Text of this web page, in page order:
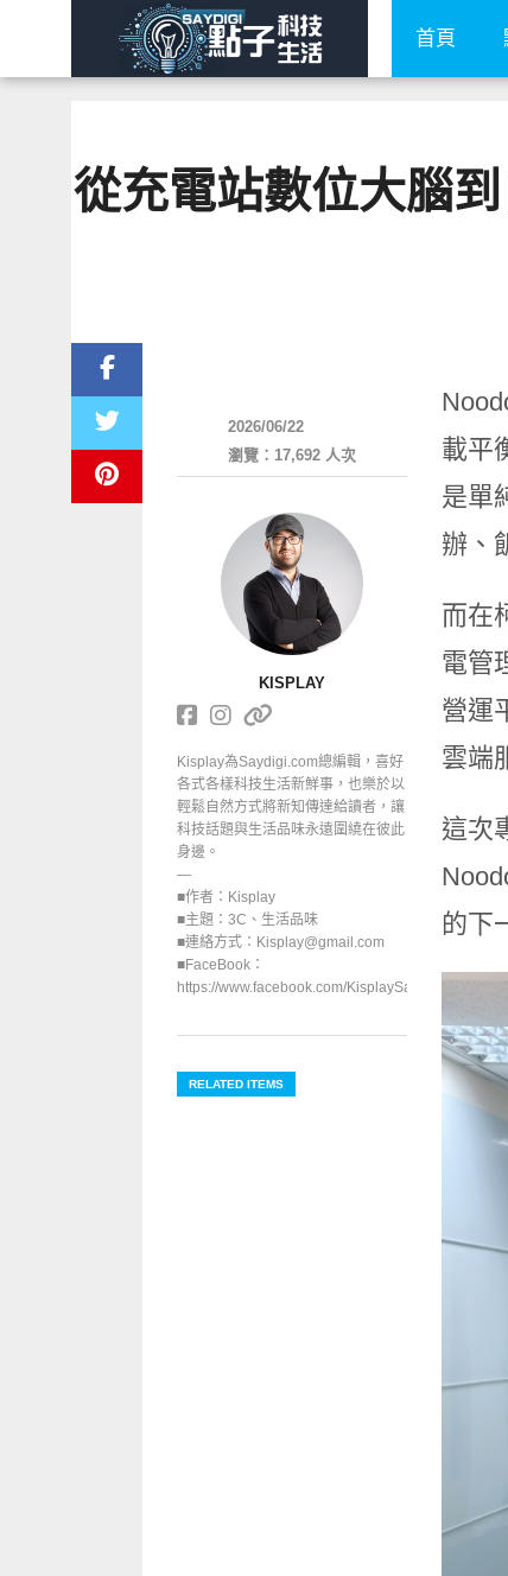
首頁
從充電站數位大腦
載平
是單
辦、
而在
電管
營運
雲端
這次
的下
2026/06/22
瀏覽：17,692 人次
KISPLAY
Kisplay為Saydigi.com總編輯，喜好
各式各樣科技生活新鮮事，也樂於以
輕鬆自然方式將新知傳達給讀者，讓
科技話題與生活品味永遠圍繞在彼此
身邊。
—
■作者：Kisplay
■主題：3C、生活品味
■連絡方式：Kisplay@gmail.com
■FaceBook：
https://www.facebook.com/KisplaySayGoodbuy/
RELATED ITEMS